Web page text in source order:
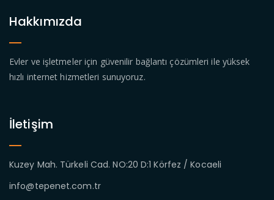
Hakkımızda
Evler ve işletmeler için güvenilir bağlantı çözümleri ile yüksek
hızlı internet hizmetleri sunuyoruz.
İletişim
Kuzey Mah. Türkeli Cad. NO:20 D:1 Körfez / Kocaeli
info@tepenet.com.tr